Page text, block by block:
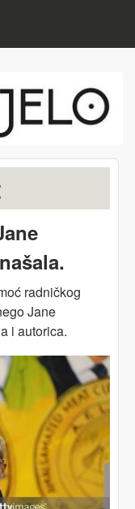
radničkog
Jane
i autorica.